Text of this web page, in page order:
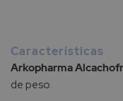
Características
Arkopharma
de peso.